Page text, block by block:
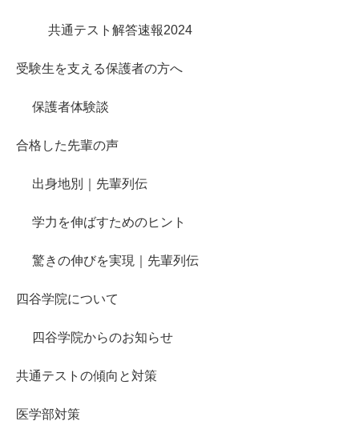
共通テスト解答速報2024
受験生を支える保護者の方へ
保護者体験談
合格した先輩の声
出身地別｜先輩列伝
学力を伸ばすためのヒント
驚きの伸びを実現｜先輩列伝
四谷学院について
四谷学院からのお知らせ
共通テストの傾向と対策
医学部対策